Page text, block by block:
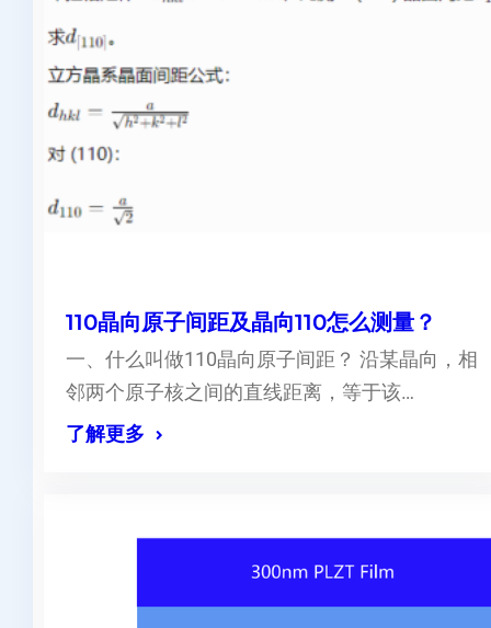
110晶向原子间距及晶向110怎么测量？
一、什么叫做110晶向原子间距？ 沿某晶向，相
邻两个原子核之间的直线距离，等于该…
了解更多